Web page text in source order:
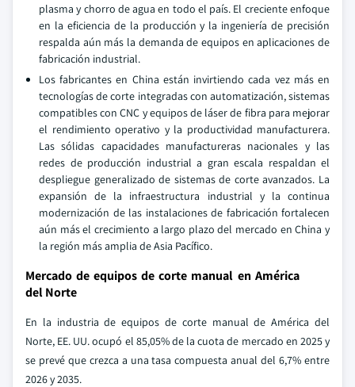
plasma y chorro de agua en todo el país. El creciente enfoque
en la eficiencia de la producción y la ingeniería de precisión
respalda aún más la demanda de equipos en aplicaciones de
fabricación industrial.
Los fabricantes en China están invirtiendo cada vez más en
tecnologías de corte integradas con automatización, sistemas
compatibles con CNC y equipos de láser de fibra para mejorar
el rendimiento operativo y la productividad manufacturera.
Las sólidas capacidades manufactureras nacionales y las
redes de producción industrial a gran escala respaldan el
despliegue generalizado de sistemas de corte avanzados. La
expansión de la infraestructura industrial y la continua
modernización de las instalaciones de fabricación fortalecen
aún más el crecimiento a largo plazo del mercado en China y
la región más amplia de Asia Pacífico.
Mercado de equipos de corte manual en América
del Norte
En la industria de equipos de corte manual de América del
Norte, EE. UU. ocupó el 85,05% de la cuota de mercado en 2025 y
se prevé que crezca a una tasa compuesta anual del 6,7% entre
2026 y 2035.